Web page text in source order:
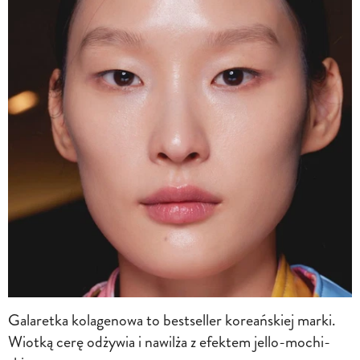
Galaretka kolagenowa to bestseller koreańskiej marki.
Wiotką cerę odżywia i nawilża z efektem jello-mochi-